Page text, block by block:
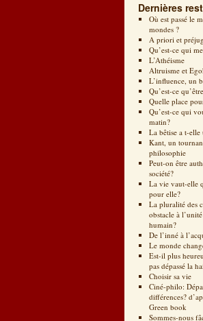
Dernières
Où est passé le
mondes ?
A priori et
Qu’est-ce qui
L’Athéisme
Altruisme et
L’influence, un
Qu’est-ce
Quelle place
Qu’est-ce qui
matin?
La bêtise a t-elle
Kant, un
philosophie
Peut-on être
société?
La vie vaut-elle
pour elle?
La pluralité des
obstacle à
humain?
De l’inné à
Le monde
Est-il plus
pas dépassé la
Choisir sa vie
Ciné-philo:
différences?
Green book
Sommes-nous